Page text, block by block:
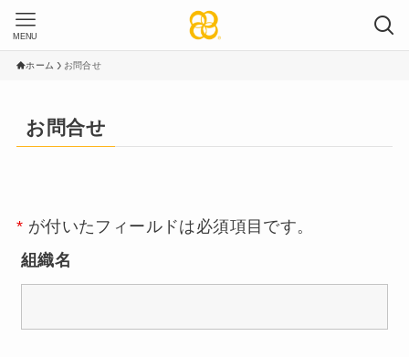
MENU
ホーム お問合せ
お問合せ
* が付いたフィールドは必須項目です。
組織名